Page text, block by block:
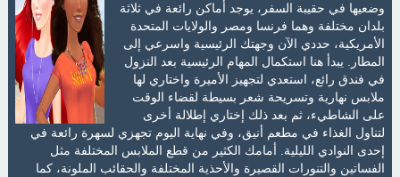
وضعيها في حقيبة السفر، يوجد أماكن رائعة في ثلاثة
بلدان مختلفة وهما فرنسا ومصر والولايات المتحدة
الأمريكية، حددي الآن وجهتك الرئيسية واسرعي إلى
المطار. يبدأ هنا استكمال المهام الرئيسية بعد النزول
في فندق رائع، استعدي لتجهيز الأميرة واختاري لها
ملابس نهارية وتسريحة شعر بسيطة لقضاء الوقت
على الشاطيء، ثم بعد ذلك إختاري إطلالة أخرى
لتناول الغذاء في مطعم أنيق، وفي نهاية اليوم تجهزي لسهرة رائعة في
إحدى النوادي الليلية. أمامك الكثير من قطع الملابس المختلفة مثل
الفساتين والتنورات القصيرة والأحذية المختلفة والحقائب الملونة، كما